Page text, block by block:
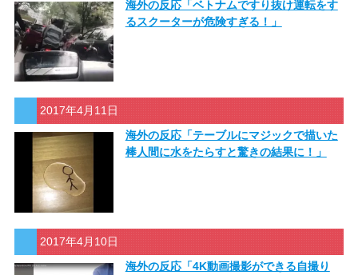
海外の反応「ベトナムですり抜け運転をす
るスクーターが危険すぎる！」
2017年4月11日
海外の反応「テーブルにマジックで描いた
棒人間に水をたらすと驚きの結果に！」
2017年4月10日
海外の反応「4K動画撮影ができる自撮り